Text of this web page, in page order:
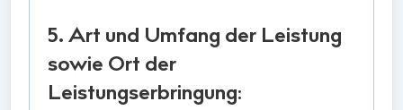
5. Art und Umfang der Leistung
sowie Ort der
Leistungserbringung: